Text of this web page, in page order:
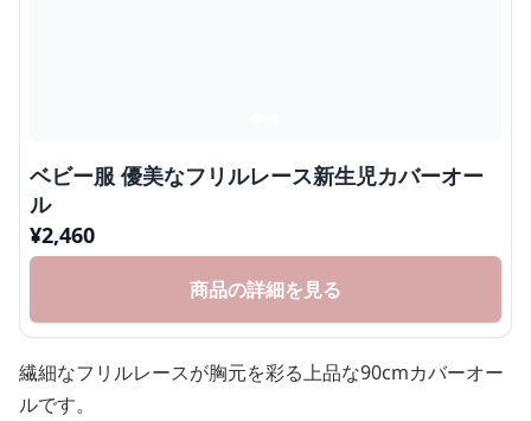
ベビー服 優美なフリルレース新生児カバーオー
ル
¥2,460
商品の詳細を見る
繊細なフリルレースが胸元を彩る上品な90cmカバーオー
ルです。